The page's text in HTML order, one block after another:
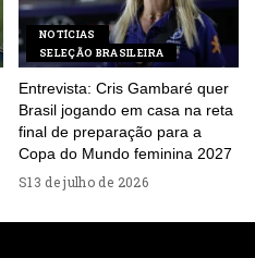
NOTÍCIAS
SELEÇÃO BRASILEIRA
Entrevista: Cris Gambaré quer
Brasil jogando em casa na reta
final de preparação para a
Copa do Mundo feminina 2027
13 de julho de 2026